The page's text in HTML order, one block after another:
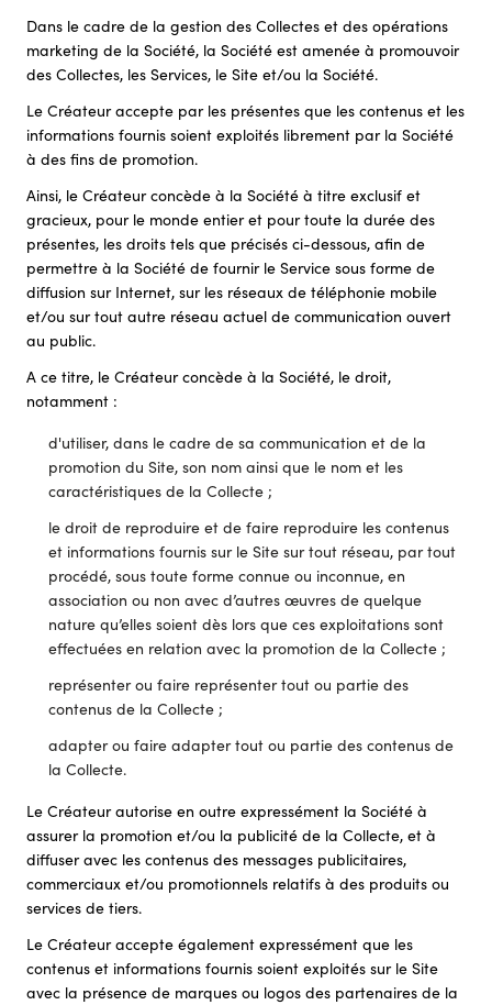
Dans le cadre de la gestion des Collectes et des opérations
marketing de la Société, la Société est amenée à promouvoir
des Collectes, les Services, le Site et/ou la Société.
Le Créateur accepte par les présentes que les contenus et les
informations fournis soient exploités librement par la Société
à des fins de promotion.
Ainsi, le Créateur concède à la Société à titre exclusif et
gracieux, pour le monde entier et pour toute la durée des
présentes, les droits tels que précisés ci-dessous, afin de
permettre à la Société de fournir le Service sous forme de
diffusion sur Internet, sur les réseaux de téléphonie mobile
et/ou sur tout autre réseau actuel de communication ouvert
au public.
A ce titre, le Créateur concède à la Société, le droit,
notamment :
d'utiliser, dans le cadre de sa communication et de la
promotion du Site, son nom ainsi que le nom et les
caractéristiques de la Collecte ;
le droit de reproduire et de faire reproduire les contenus
et informations fournis sur le Site sur tout réseau, par tout
procédé, sous toute forme connue ou inconnue, en
association ou non avec d’autres œuvres de quelque
nature qu’elles soient dès lors que ces exploitations sont
effectuées en relation avec la promotion de la Collecte ;
représenter ou faire représenter tout ou partie des
contenus de la Collecte ;
adapter ou faire adapter tout ou partie des contenus de
la Collecte.
Le Créateur autorise en outre expressément la Société à
assurer la promotion et/ou la publicité de la Collecte, et à
diffuser avec les contenus des messages publicitaires,
commerciaux et/ou promotionnels relatifs à des produits ou
services de tiers.
Le Créateur accepte également expressément que les
contenus et informations fournis soient exploités sur le Site
avec la présence de marques ou logos des partenaires de la